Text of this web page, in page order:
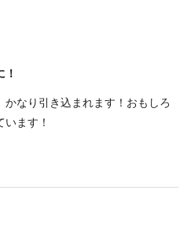
なり引き込まれます！おもしろ
ます！